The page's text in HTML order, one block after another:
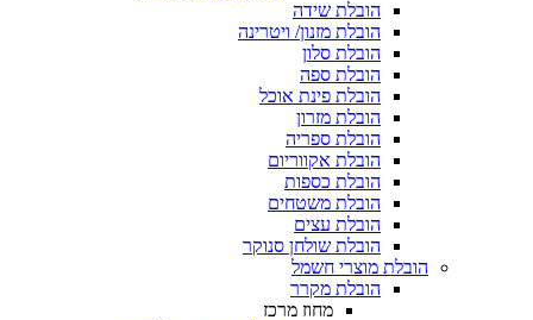
הובלת מזנון/ ויטרינה
הובלת שולחן סנוקר​
מוצרי חשמל